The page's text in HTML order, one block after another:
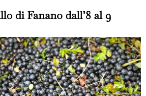
di Fanano dall’8 al 9